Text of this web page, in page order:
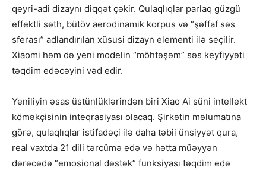
qeyri-adi dizaynı diqqət çəkir. Qulaqlıqlar parlaq güzgü
effektli səth, bütöv aerodinamik korpus və “şəffaf səs
sferası” adlandırılan xüsusi dizayn elementi ilə seçilir.
Xiaomi həm də yeni modelin “möhtəşəm” səs keyfiyyəti
təqdim edəcəyini vəd edir.
Yeniliyin əsas üstünlüklərindən biri Xiao Ai süni intellekt
köməkçisinin inteqrasiyası olacaq. Şirkətin məlumatına
görə, qulaqlıqlar istifadəçi ilə daha təbii ünsiyyət qura,
real vaxtda 21 dili tərcümə edə və hətta müəyyən
dərəcədə “emosional dəstək” funksiyası təqdim edə